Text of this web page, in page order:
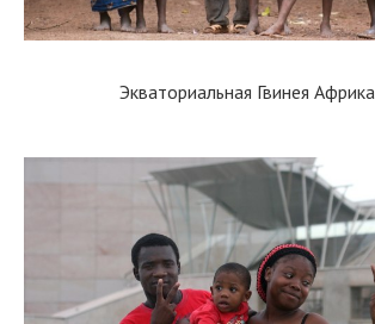
Экваториальная Гвинея Африка